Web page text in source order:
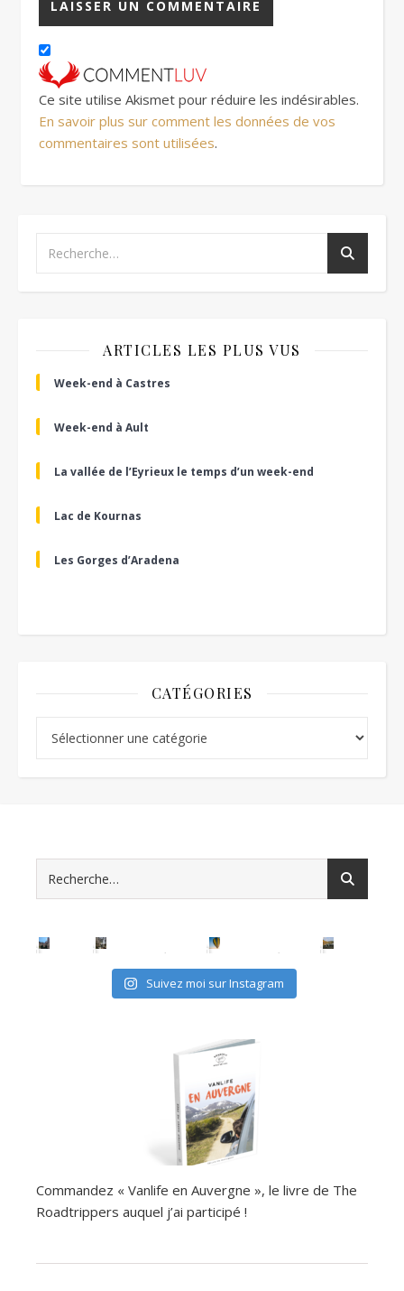
Ce site utilise Akismet pour réduire les indésirables.
En savoir plus sur comment les données de vos
commentaires sont utilisées.
ARTICLES LES PLUS VUS
Week-end à Castres
Week-end à Ault
La vallée de l’Eyrieux le temps d’un week-end
Lac de Kournas
Les Gorges d’Aradena
CATÉGORIES
Suivez moi sur Instagram
Commandez « Vanlife en Auvergne », le livre de The
Roadtrippers auquel j’ai participé !